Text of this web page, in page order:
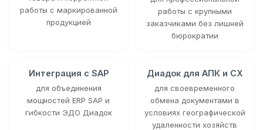
работы с маркированной
продукцией
работы с крупными
заказчиками без лишней
бюрократии
Интеграция с SAP
для объединения
мощностей ERP SAP и
гибкости ЭДО Диадок
Диадок для АПК и СХ
для своевременного
обмена документами в
условиях географической
удаленности хозяйств